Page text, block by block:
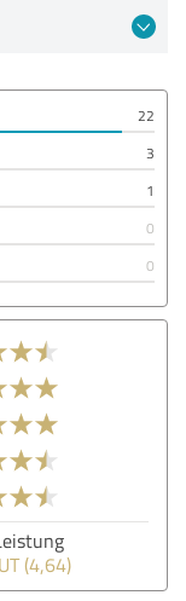
22
3
1
0
0
(4,64)